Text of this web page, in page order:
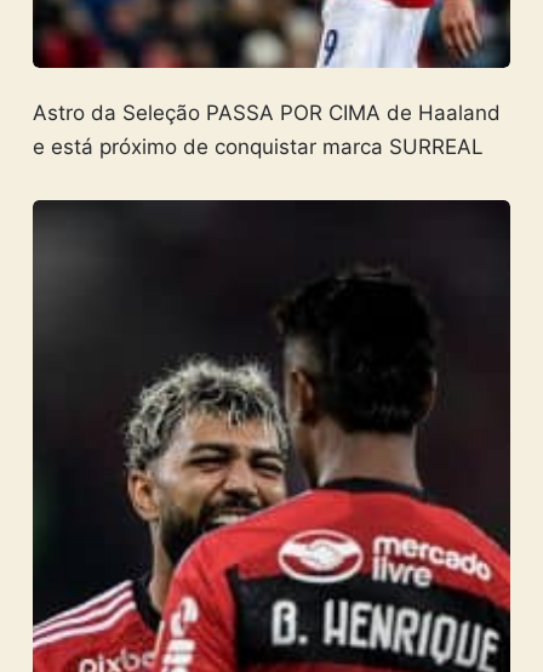
Astro da Seleção PASSA POR CIMA de Haaland
e está próximo de conquistar marca SURREAL